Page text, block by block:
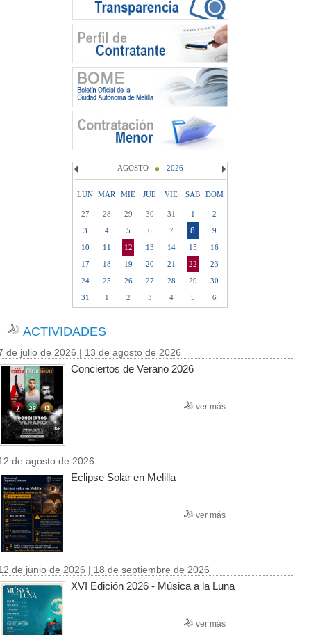
AGOSTO 2026
LUN MAR MIE JUE VIE SAB DOM
27 28 29 30 31 1
2
3
4 5 6 7 8
9
10
11 12 13 14 15
16
17
18 19 20 21 22
23
24
25 26 27 28 29
30
31
1 2 3 4 5 6
ACTIVIDADES
de julio de 2026 | 13 de agosto de 2026
Conciertos de Verano 2026
ver más
de agosto de 2026
Eclipse Solar en Melilla
ver más
de junio de 2026 | 18 de septiembre de 2026
XVI Edición 2026 - Música a la Luna
ver más